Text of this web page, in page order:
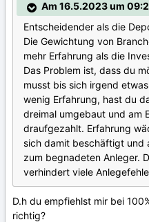
Am 16.5.2023 um
Entscheidender als die
Die Gewichtung von
mehr Erfahrung als die
Das Problem ist, dass du
musst bis sich irgend
wenig Erfahrung, hast du
dreimal umgebaut und am
draufgezahlt. Erfahrung
sich damit beschäftigt und
zum begnadeten Anleger.
verhindert viele
D.h du empfiehlst mir bei
richtig?